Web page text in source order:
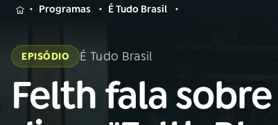
MENU
Buscar
na
Rádio
AO VIVO
na
Rádio
Programas É Tudo Brasil
EPISÓDIO É Tudo Brasil
Felth fala